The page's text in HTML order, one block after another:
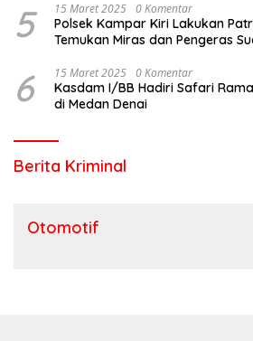
5 15 Maret 2025 0 Komentar
Polsek Kampar Kiri Lakukan
Temukan Miras dan Pengeras
6 15 Maret 2025 0 Komentar
Kasdam I/BB Hadiri Safari
di Medan Denai
Berita Kriminal
Otomotif